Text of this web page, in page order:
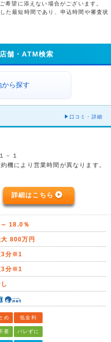
望に添えない場合がございます。
た最短時間であり、申込時間や審査状
舗・ATM検索
から探す
口コミ・詳細
－１
により営業時間が異なります。
詳細はこちら
18.0％
大 800万円
3分※1
3分※1
め 低金利
要 バレずに